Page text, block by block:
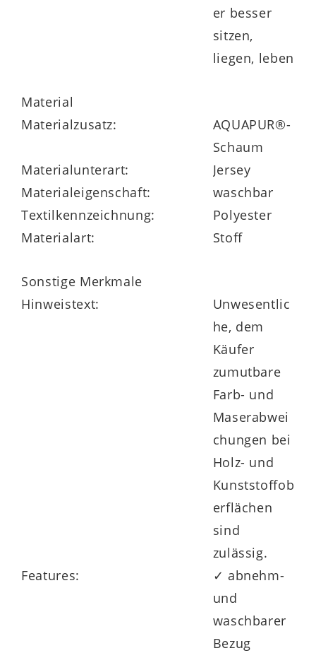
Highlights der Serie
serienmäßig in vielen Größen lieferbar
auch Überlängen und
er besser
sitzen,
liegen, leben
Material
Materialzusatz:
AQUAPUR®-
Schaum
Materialunterart:
Jersey
Materialeigenschaft:
waschbar
Textilkennzeichnung:
Polyester
Materialart:
Stoff
Sonstige Merkmale
Hinweistext:
Unwesentlic
he, dem
Käufer
zumutbare
Farb- und
Maserabwei
chungen bei
Holz- und
Kunststoffob
erflächen
sind
zulässig.
Features:
✓ abnehm-
und
waschbarer
Bezug